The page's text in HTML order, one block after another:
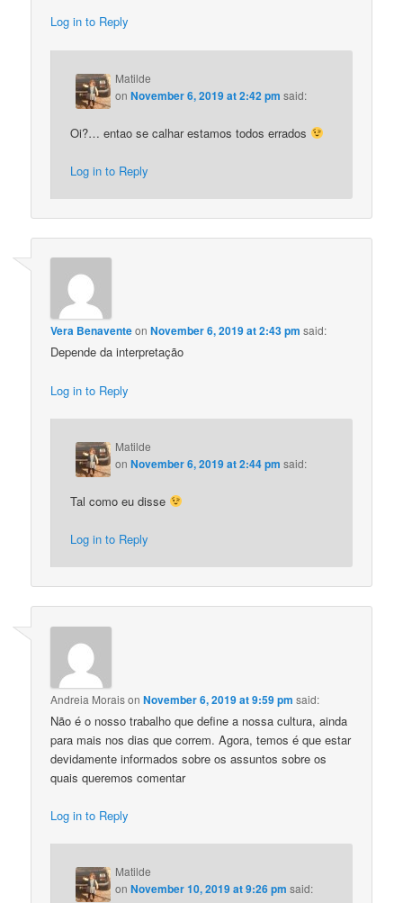
Log in to Reply
Matilde
onNovember 6, 2019 at 2:42 pm said:
Oi?… entao se calhar estamos todos errados
Log in to Reply
Vera BenaventeonNovember 6, 2019 at 2:43 pm said:
Depende da interpretação
Log in to Reply
Matilde
onNovember 6, 2019 at 2:44 pm said:
Tal como eu disse
Log in to Reply
Andreia MoraisonNovember 6, 2019 at 9:59 pm said:
Não é o nosso trabalho que define a nossa cultura, ainda
para mais nos dias que correm. Agora, temos é que estar
devidamente informados sobre os assuntos sobre os
quais queremos comentar
Log in to Reply
Matilde
onNovember 10, 2019 at 9:26 pm said: